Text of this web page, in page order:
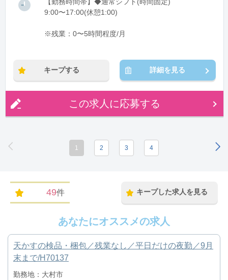
9:00〜17:00(休憩1:00)
※残業：0〜5時間程度/月
キープする 詳細を見る
この求人に応募する
1 2 3 4
49件 キープした求人を見る
あなたにオススメの求人
天かすの検品・梱包／残業なし／平日だけの夜勤／9月
末まで/H70137
勤務地：大村市